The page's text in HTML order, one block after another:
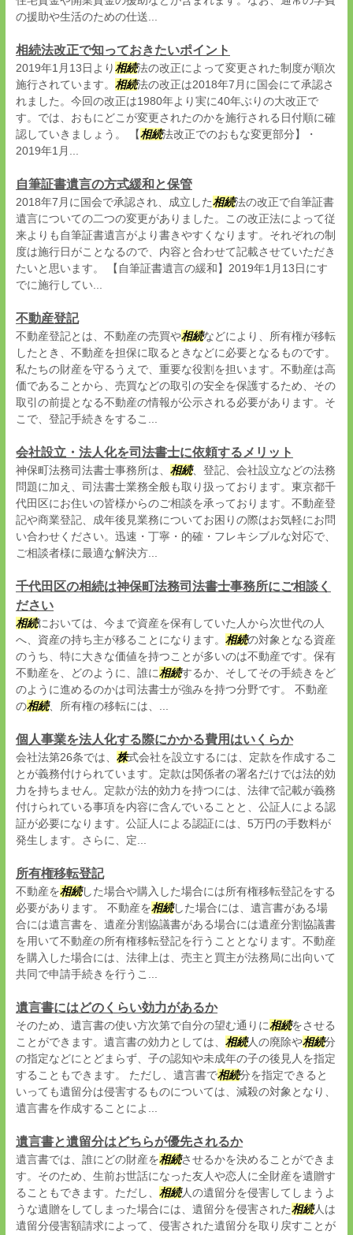
の援助や生活のための仕送...
相続法改正で知っておきたいポイント
2019年1月13日より相続法の改正によって変更された制度が順次
施行されています。 相続法の改正は2018年7月に国会にて承認さ
れました。今回の改正は1980年より実に40年ぶりの大改正で
す。では、おもにどこが変更されたのかを施行される日付順に確
認していきましょう。 【相続法改正でのおもな変更部分】・
2019年1月...
自筆証書遺言の方式緩和と保管
2018年7月に国会で承認され、成立した相続法の改正で自筆証書
遺言についての二つの変更がありました。この改正法によって従
来よりも自筆証書遺言がより書きやすくなります。それぞれの制
度は施行日がことなるので、内容と合わせて記載させていただき
たいと思います。 【自筆証書遺言の緩和】2019年1月13日にす
でに施行してい...
不動産登記
不動産登記とは、不動産の売買や相続などにより、所有権が移転
したとき、不動産を担保に取るときなどに必要となるものです。
私たちの財産を守るうえで、重要な役割を担います。不動産は高
価であることから、売買などの取引の安全を保護するため、その
取引の前提となる不動産の情報が公示される必要があります。そ
こで、登記手続きをするこ...
会社設立・法人化を司法書士に依頼するメリット
神保町法務司法書士事務所は、 相続、登記、会社設立などの法務
問題に加え、司法書士業務全般も取り扱っております。東京都千
代田区にお住いの皆様からのご相談を承っております。不動産登
記や商業登記、成年後見業務についてお困りの際はお気軽にお問
い合わせください。迅速・丁寧・的確・フレキシブルな対応で、
ご相談者様に最適な解決方...
千代田区の相続は神保町法務司法書士事務所にご相談く
ださい
相続においては、今まで資産を保有していた人から次世代の人
へ、資産の持ち主が移ることになります。 相続の対象となる資産
のうち、特に大きな価値を持つことが多いのは不動産です。保有
不動産を、どのように、誰に相続するか、そしてその手続きをど
のように進めるのかは司法書士が強みを持つ分野です。 不動産
の相続、所有権の移転には、...
個人事業を法人化する際にかかる費用はいくらか
会社法第26条では、 株式会社を設立するには、定款を作成するこ
とが義務付けられています。定款は関係者の署名だけでは法的効
力を持ちません。定款が法的効力を持つには、法律で記載が義務
付けられている事項を内容に含んでいることと、公証人による認
証が必要になります。公証人による認証には、5万円の手数料が
発生します。さらに、定...
所有権移転登記
不動産を相続した場合や購入した場合には所有権移転登記をする
必要があります。 不動産を相続した場合には、遺言書がある場
合には遺言書を、遺産分割協議書がある場合には遺産分割協議書
を用いて不動産の所有権移転登記を行うこととなります。不動産
を購入した場合には、法律上は、売主と買主が法務局に出向いて
共同で申請手続きを行うこ...
遺言書にはどのくらい効力があるか
そのため、遺言書の使い方次第で自分の望む通りに相続をさせる
ことができます。遺言書の効力としては、 相続人の廃除や相続分
の指定などにとどまらず、子の認知や未成年の子の後見人を指定
することもできます。 ただし、遺言書で相続分を指定できると
いっても遺留分は侵害するものについては、減殺の対象となり、
遺言書を作成することによ...
遺言書と遺留分はどちらが優先されるか
遺言書では、誰にどの財産を相続させるかを決めることができま
す。そのため、生前お世話になった友人や恋人に全財産を遺贈す
ることもできます。ただし、 相続人の遺留分を侵害してしまうよ
うな遺贈をしてしまった場合には、遺留分を侵害された相続人は
遺留分侵害額請求によって、侵害された遺留分を取り戻すことが